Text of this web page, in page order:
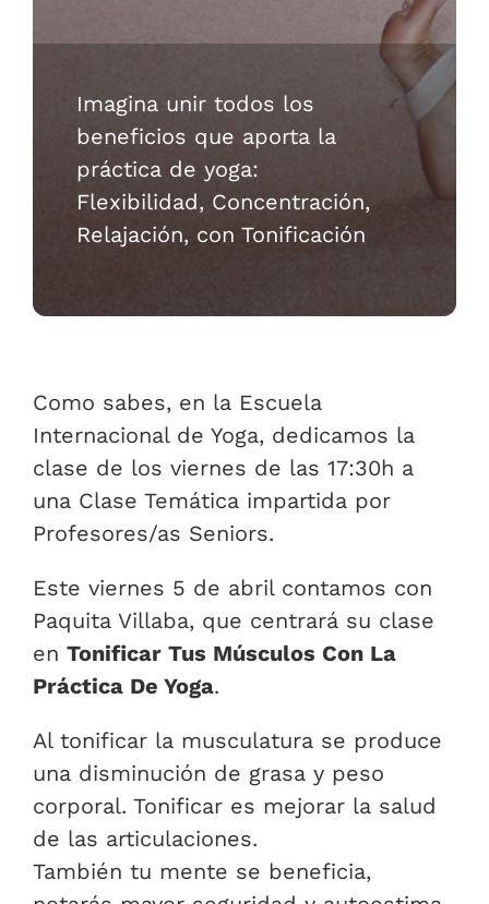
Imagina unir todos los
beneficios que aporta la
práctica de yoga:
Flexibilidad, Concentración,
Relajación, con Tonificación
Como sabes, en la Escuela
Internacional de Yoga, dedicamos la
clase de los viernes de las 17:30h a
una Clase Temática impartida por
Profesores/as Seniors.
Este viernes 5 de abril contamos con
Paquita Villaba, que centrará su clase
en Tonificar Tus Músculos Con La
Práctica De Yoga.
Al tonificar la musculatura se produce
una disminución de grasa y peso
corporal. Tonificar es mejorar la salud
de las articulaciones.
También tu mente se beneficia,